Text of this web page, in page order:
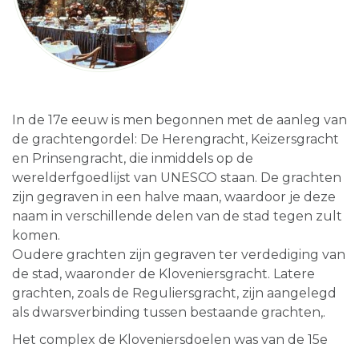
In de 17e eeuw is men begonnen met de aanleg van
de grachtengordel: De Herengracht, Keizersgracht
en Prinsengracht, die inmiddels op de
werelderfgoedlijst van UNESCO staan. De grachten
zijn gegraven in een halve maan, waardoor je deze
naam in verschillende delen van de stad tegen zult
komen.
Oudere grachten zijn gegraven ter verdediging van
de stad, waaronder de Kloveniersgracht. Latere
grachten, zoals de Reguliersgracht, zijn aangelegd
als dwarsverbinding tussen bestaande grachten,.
Het complex de Kloveniersdoelen was van de 15e